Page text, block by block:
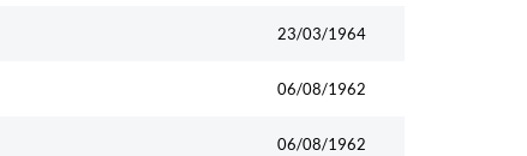
23/03/1964
06/08/1962
06/08/1962